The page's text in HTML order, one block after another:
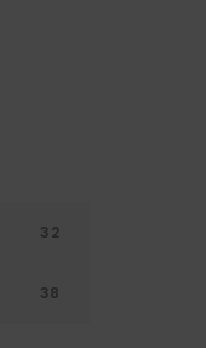
32
38